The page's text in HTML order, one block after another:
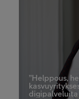
”Helppous,
digipalveluita